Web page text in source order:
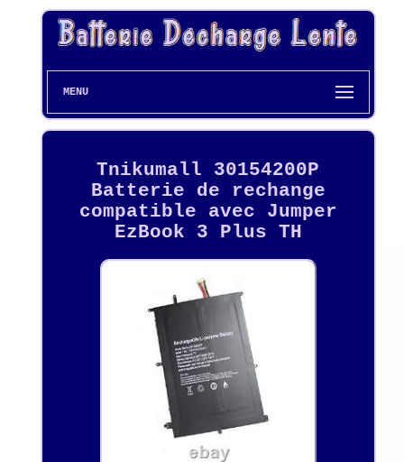
MENU
Tnikumall 30154200P
Batterie de rechange
compatible avec Jumper
EzBook 3 Plus TH